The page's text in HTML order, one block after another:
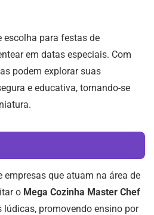
escolha para festas de
em datas especiais. Com
podem explorar suas
e educativa, tornando-se
empresas que atuam na área de
o Mega Cozinha Master Chef
promovendo ensino por